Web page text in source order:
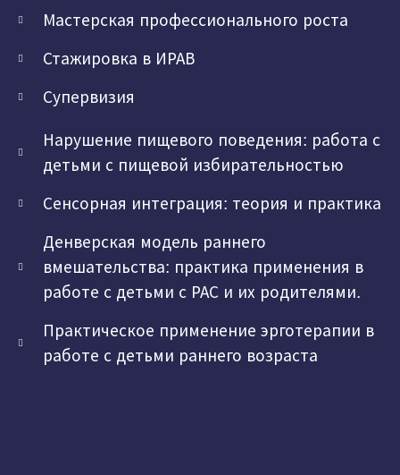
Мастерская профессионального роста
Стажировка в ИРАВ
Супервизия
Нарушение пищевого поведения: работа с
детьми с пищевой избирательностью
Сенсорная интеграция: теория и практика
Денверская модель раннего
вмешательства: практика применения в
работе с детьми с РАС и их родителями.
Практическое применение эрготерапии в
работе с детьми раннего возраста